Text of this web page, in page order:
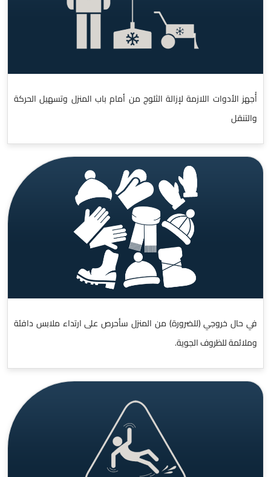
أُجهز الأدوات اللازمة لإزالة الثلوج من أمام باب المنزل وتسهيل الحركة
والتنقل
في حال خروجي (للضرورة) من المنزل سأحرص على ارتداء ملابس دافئة
وملائمة للظروف الجوية.